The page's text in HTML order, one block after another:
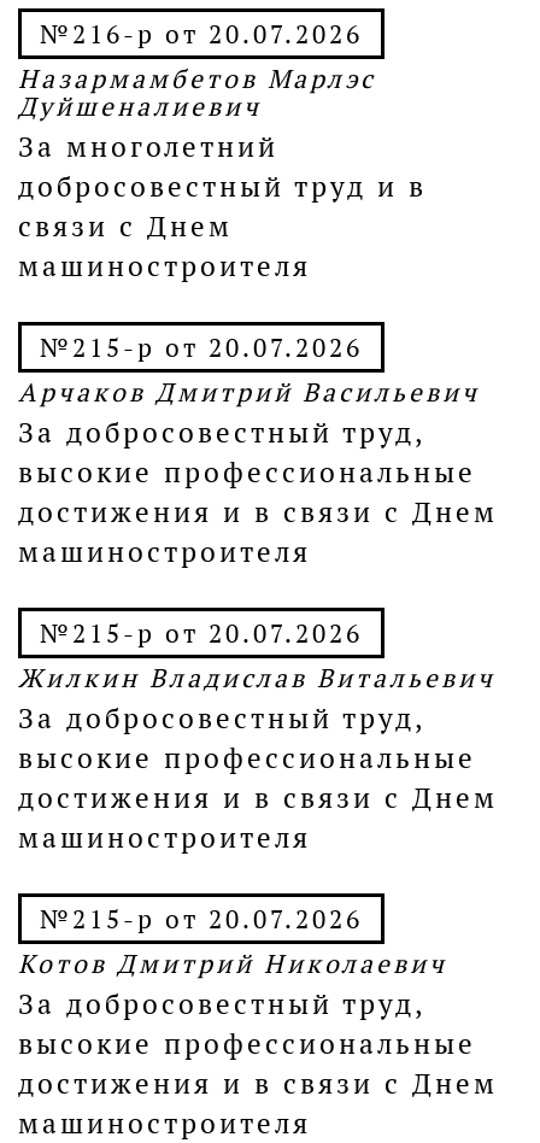
№216-р от 20.07.2026
Назармамбетов Марлэс
Дуйшеналиевич
За многолетний
добросовестный труд и в
связи с Днем
машиностроителя
№215-р от 20.07.2026
Арчаков Дмитрий Васильевич
За добросовестный труд,
высокие профессиональные
достижения и в связи с Днем
машиностроителя
№215-р от 20.07.2026
Жилкин Владислав Витальевич
За добросовестный труд,
высокие профессиональные
достижения и в связи с Днем
машиностроителя
№215-р от 20.07.2026
Котов Дмитрий Николаевич
За добросовестный труд,
высокие профессиональные
достижения и в связи с Днем
машиностроителя